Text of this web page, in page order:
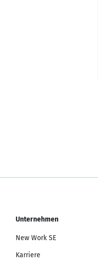
Unternehmen
New Work SE
Karriere